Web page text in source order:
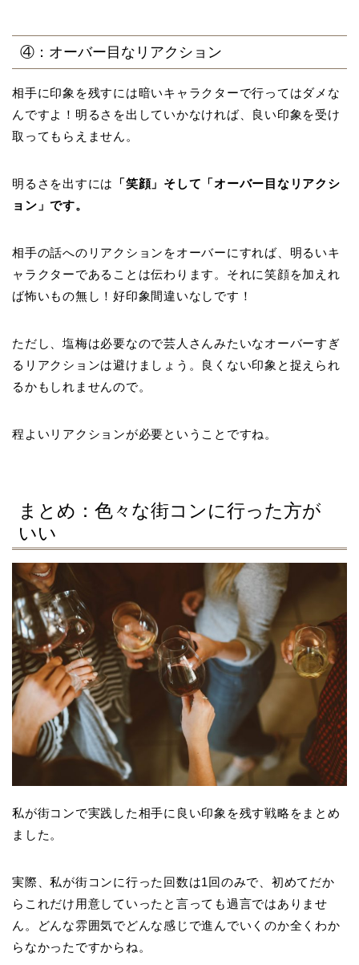
④：オーバー目なリアクション
相手に印象を残すには暗いキャラクターで行ってはダメな
んですよ！明るさを出していかなければ、良い印象を受け
取ってもらえません。
明るさを出すには
「笑顔」そして「オーバー目なリアクシ
ョン」です。
相手の話へのリアクションをオーバーにすれば、明るいキ
ャラクターであることは伝わります。それに笑顔を加えれ
ば怖いもの無し！好印象間違いなしです！
ただし、塩梅は必要なので芸人さんみたいなオーバーすぎ
るリアクションは避けましょう。良くない印象と捉えられ
るかもしれませんので。
程よいリアクションが必要ということですね。
まとめ：色々な街コンに行った方が
いい
私が街コンで実践した相手に良い印象を残す戦略をまとめ
ました。
実際、私が街コンに行った回数は1回のみで、初めてだか
らこれだけ用意していったと言っても過言ではありませ
ん。どんな雰囲気でどんな感じで進んでいくのか全くわか
らなかったですからね。